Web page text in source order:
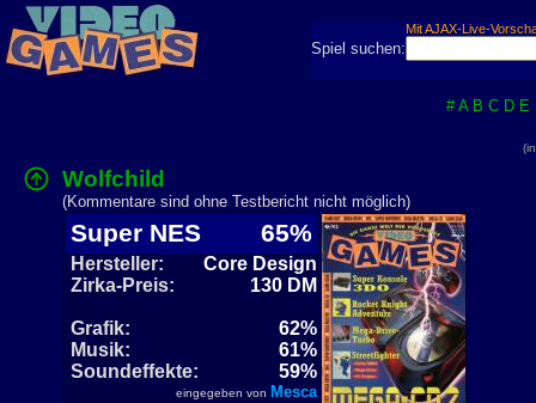
Mit AJAX-Live-
Spiel suchen:
# A B C D E
Wolfchild
(Kommentare sind ohne Testbericht nicht möglich)
Super NES 65%
Hersteller:
Core Design
Zirka-Preis:
130 DM
Grafik:
62%
Musik:
61%
Soundeffekte:
59%
eingegeben von Mesca